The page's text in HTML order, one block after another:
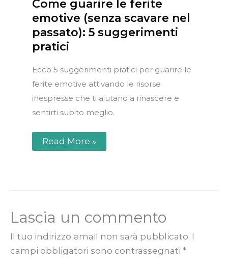
Come guarire le ferite
emotive (senza scavare nel
passato): 5 suggerimenti
pratici
Ecco 5 suggerimenti pratici per guarire le
ferite emotive attivando le risorse
inespresse che ti aiutano a rinascere e
sentirti subito meglio.
Read More »
Lascia un commento
Il tuo indirizzo email non sarà pubblicato. I
campi obbligatori sono contrassegnati *